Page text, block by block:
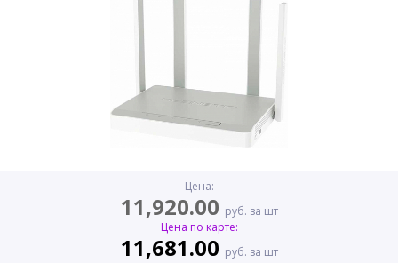
Цена:
11,920.00 руб. за шт
Цена по карте:
11,681.00 руб. за шт